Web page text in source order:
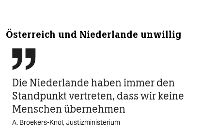
Österreich und Niederlande unwillig

Die Niederlande haben immer den
Standpunkt vertreten, dass wir keine
Menschen übernehmen
A. Broekers-Knol, Justizministerium